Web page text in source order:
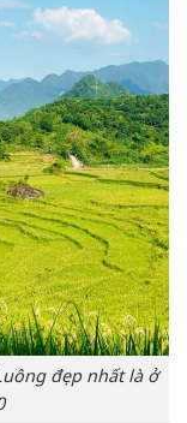
đẹp nhất là ở